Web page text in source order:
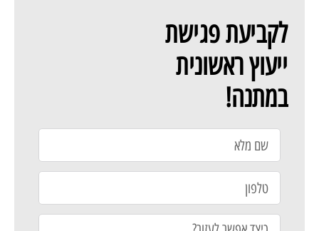
לקביעת פגישת
ייעוץ ראשונית
במתנה!